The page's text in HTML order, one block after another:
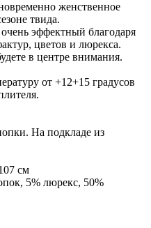
женственное
твида.
эффектный благодаря
цветов и люрекса.
в центре внимания.
от +12+15 градусов
На подкладе из
см
5% люрекс, 50%